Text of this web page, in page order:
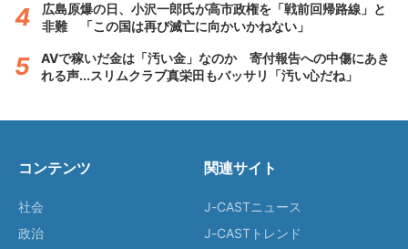
広島原爆の日、小沢一郎氏が高市政権を「戦前回帰路線」と
非難 「この国は再び滅亡に向かいかねない」
AVで稼いだ金は「汚い金」なのか 寄付報告への中傷にあき
れる声...スリムクラブ真栄田もバッサリ「汚い心だね」
コンテンツ
社会
政治
関連サイト
J-CASTニュース
J-CASTトレンド